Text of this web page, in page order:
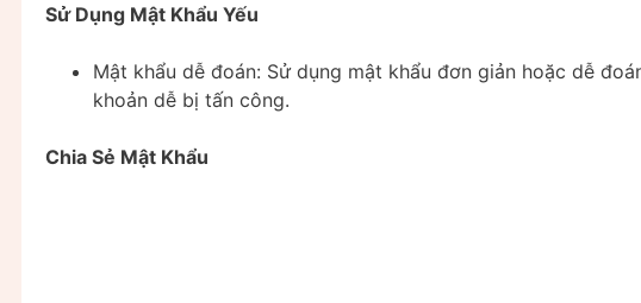
Sử Dụng Mật Khẩu Yếu
Mật khẩu dễ đoán: Sử dụng mật khẩu đơn giản hoặc dễ
khoản dễ bị tấn công.
Chia Sẻ Mật Khẩu